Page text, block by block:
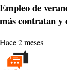
Empleo de
más contratan y
Hace 2 meses